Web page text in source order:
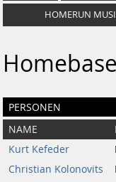
HOMERUN
PERSONEN
NAME
Kurt Kefeder
Christian Kolonovits